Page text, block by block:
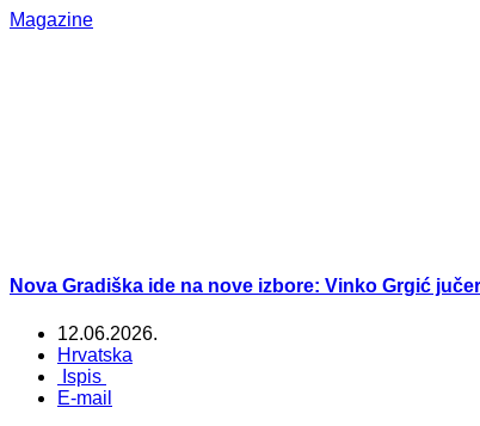
Magazine
Nova Gradiška ide na nove izbore: Vinko Grgić
12.06.2026.
Hrvatska
Ispis
E-mail